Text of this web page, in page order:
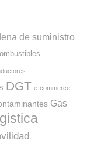
de suministro
DGT e-commerce
Gas